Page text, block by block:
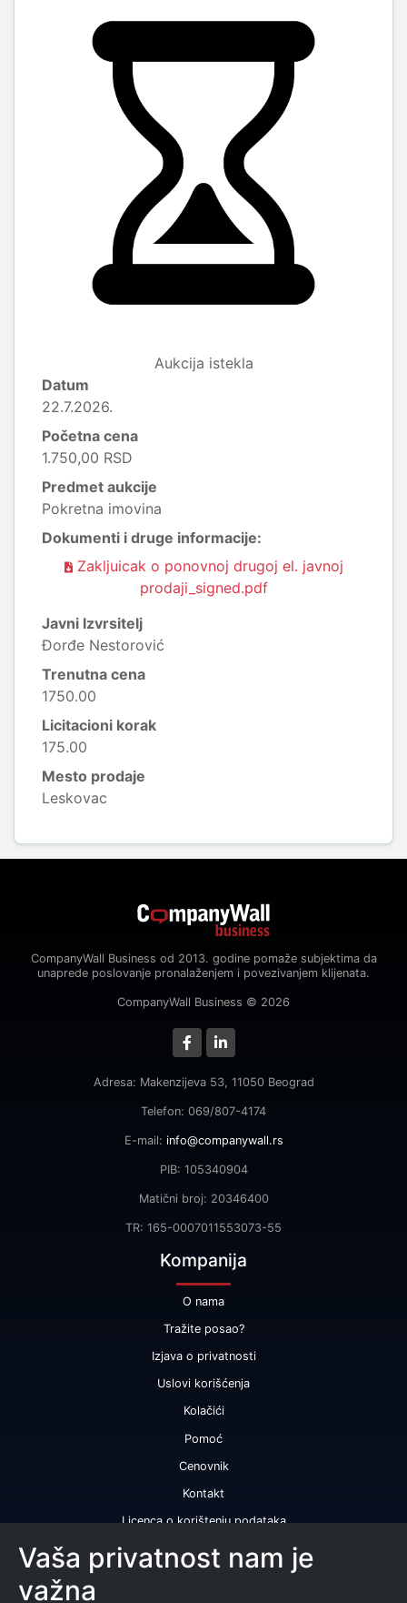
Aukcija istekla
Datum
22.7.2026.
Početna cena
1.750,00 RSD
Predmet aukcije
Pokretna imovina
Dokumenti i druge informacije:
Zakljuicak o ponovnoj drugoj el. javnoj
prodaji_signed.pdf
Javni Izvrsitelj
Đorđe Nestorović
Trenutna cena
1750.00
Licitacioni korak
175.00
Mesto prodaje
Leskovac
CompanyWall Business od 2013. godine pomaže subjektima da
unaprede poslovanje pronalaženjem i povezivanjem klijenata.
CompanyWall Business © 2026
Adresa: Makenzijeva 53, 11050 Beograd
Telefon: 069/807-4174
E-mail: info@companywall.rs
PIB: 105340904
Matični broj: 20346400
TR: 165-0007011553073-55
Kompanija
O nama
Tražite posao?
Izjava o privatnosti
Uslovi korišćenja
Kolačići
Pomoć
Cenovnik
Kontakt
Licenca o korištenju podataka
Naše usluge
Vaša privatnost nam je
važna